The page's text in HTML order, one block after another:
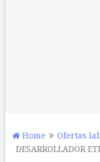
Home
Ofertas
DESARROLLADOR